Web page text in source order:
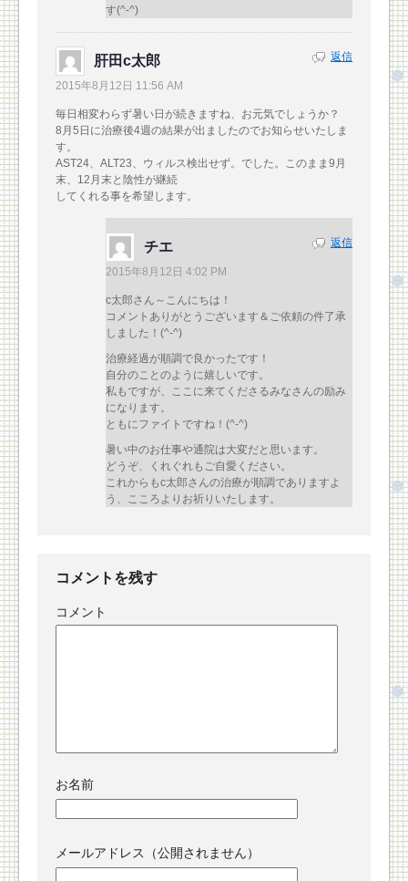
す(^-^)
肝田c太郎
2015年8月12日 11:56 AM
毎日相変わらず暑い日が続きますね、お元気でしょうか？
8月5日に治療後4週の結果が出ましたのでお知らせいたしま
す。
AST24、ALT23、ウィルス検出せず。でした。このまま9月
末、12月末と陰性が継続
してくれる事を希望します。
返信
チエ
2015年8月12日 4:02 PM
c太郎さん～こんにちは！
コメントありがとうございます＆ご依頼の件了承
しました！(^-^)
治療経過が順調で良かったです！
自分のことのように嬉しいです。
私もですが、ここに来てくださるみなさんの励み
になります。
ともにファイトですね！(^-^)
暑い中のお仕事や通院は大変だと思います。
どうぞ、くれぐれもご自愛ください。
これからもc太郎さんの治療が順調でありますよ
う、こころよりお祈りいたします。
返信
コメントを残す
コメント
お名前
メールアドレス（公開されません）